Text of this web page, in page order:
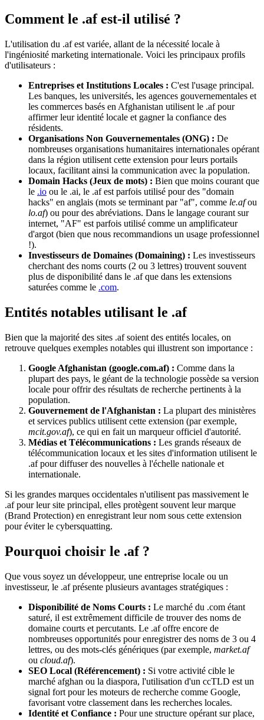
Comment le .af est-il utilisé ?
L'utilisation du .af est variée, allant de la nécessité locale à
l'ingéniosité marketing internationale. Voici les principaux profils
d'utilisateurs :
Entreprises et Institutions Locales : C'est l'usage principal.
Les banques, les universités, les agences gouvernementales et
les commerces basés en Afghanistan utilisent le .af pour
affirmer leur identité locale et gagner la confiance des
résidents.
Organisations Non Gouvernementales (ONG) : De
nombreuses organisations humanitaires internationales opérant
dans la région utilisent cette extension pour leurs portails
locaux, facilitant ainsi la communication avec la population.
Domain Hacks (Jeux de mots) : Bien que moins courant que
le .io ou le .ai, le .af est parfois utilisé pour des "domain
hacks" en anglais (mots se terminant par "af", comme le.afou
lo.af) ou pour des abréviations. Dans le langage courant sur
internet, "AF" est parfois utilisé comme un amplificateur
d'argot (bien que nous recommandions un usage professionnel
!).
Investisseurs de Domaines (Domaining) : Les investisseurs
cherchant des noms courts (2 ou 3 lettres) trouvent souvent
plus de disponibilité dans le .af que dans les extensions
saturées comme le .com.
Entités notables utilisant le .af
Bien que la majorité des sites .af soient des entités locales, on
retrouve quelques exemples notables qui illustrent son importance :
Google Afghanistan (google.com.af) : Comme dans la
plupart des pays, le géant de la technologie possède sa version
locale pour offrir des résultats de recherche pertinents à la
population.
Gouvernement de l'Afghanistan : La plupart des ministères
et services publics utilisent cette extension (par exemple,
mcit.gov.af), ce qui en fait un marqueur officiel d'autorité.
Médias et Télécommunications : Les grands réseaux de
télécommunication locaux et les sites d'information utilisent le
.af pour diffuser des nouvelles à l'échelle nationale et
internationale.
Si les grandes marques occidentales n'utilisent pas massivement le
.af pour leur site principal, elles protègent souvent leur marque
(Brand Protection) en enregistrant leur nom sous cette extension
pour éviter le cybersquatting.
Pourquoi choisir le .af ?
Que vous soyez un développeur, une entreprise locale ou un
investisseur, le .af présente plusieurs avantages stratégiques :
Disponibilité de Noms Courts : Le marché du .com étant
saturé, il est extrêmement difficile de trouver des noms de
domaine courts et percutants. Le .af offre encore de
nombreuses opportunités pour enregistrer des noms de 3 ou 4
lettres, ou des mots-clés génériques (par exemple, market.af
ou cloud.af).
SEO Local (Référencement) : Si votre activité cible le
marché afghan ou la diaspora, l'utilisation d'un ccTLD est un
signal fort pour les moteurs de recherche comme Google,
favorisant votre classement dans les recherches locales.
Identité et Confiance : Pour une structure opérant sur place,